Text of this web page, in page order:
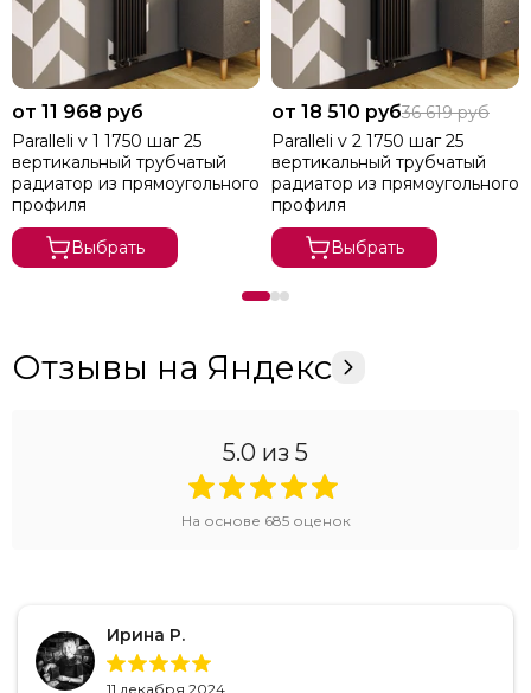
от 11 968 руб
Paralleli v 1 1750 шаг 25
вертикальный трубчатый
радиатор из прямоугольного
профиля
Выбрать
от 18 510 руб36 619 руб
Paralleli v 2 1750 шаг 25
вертикальный трубчатый
радиатор из прямоугольного
профиля
Выбрать
Отзывы на Яндекс
5.0 из 5
На основе 685оценок
Ирина Р.
11 декабря 2024